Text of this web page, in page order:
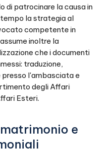
di patrocinare la causa in
la strategia al
competente in
inoltre la
che i documenti
traduzione,
l'ambasciata e
degli Affari
Esteri.
e